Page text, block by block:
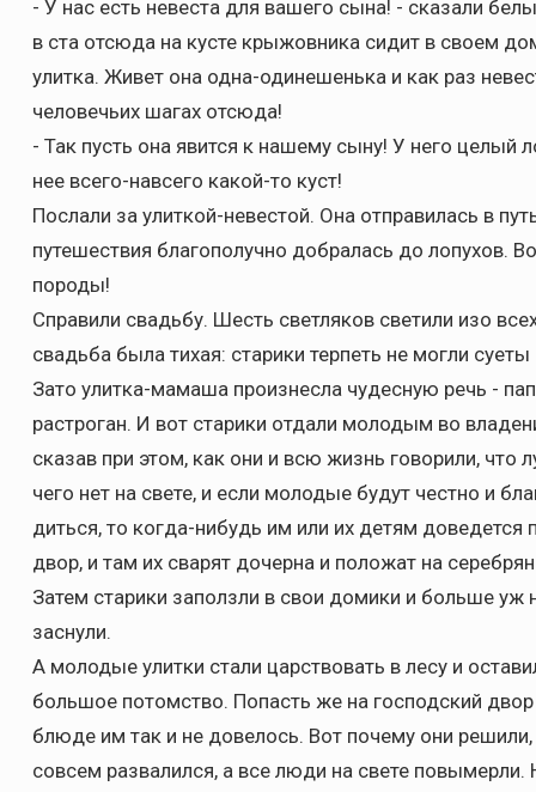
- У нас есть невеста для вашего сына! - сказали
в ста отсюда на кусте крыжовника сидит в своем
улитка. Живет она одна-одинешенька и как раз
человечьих шагах отсюда!
- Так пусть она явится к нашему сыну! У него целый
нее всего-навсего какой-то куст!
Послали за улиткой-невестой. Она отправилась в
путешествия благополучно добралась до лопухов.
породы!
Справили свадьбу. Шесть светляков светили изо
свадьба была тихая: старики терпеть не могли
Зато улитка-мамаша произнесла чудесную речь -
растроган. И вот старики отдали молодым во
сказав при этом, как они и всю жизнь говорили, что
чего нет на свете, и если молодые будут честно и
диться, то когда-нибудь им или их детям доведется
двор, и там их сварят дочерна и положат на
Затем старики заползли в свои домики и больше уж
заснули.
А молодые улитки стали царствовать в лесу и
большое потомство. Попасть же на господский
блюде им так и не довелось. Вот почему они
совсем развалился, а все люди на свете повымерли.